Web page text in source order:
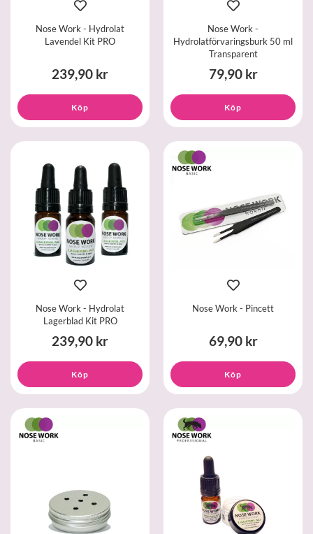
Nose Work - Hydrolat
Lavendel Kit PRO
239,90 kr
Köp
Nose Work -
Hydrolatförvaringsburk 50 ml
Transparent
79,90 kr
Köp
Nose Work - Hydrolat
Lagerblad Kit PRO
239,90 kr
Köp
Nose Work - Pincett
69,90 kr
Köp